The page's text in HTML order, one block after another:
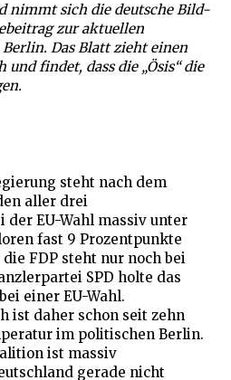
nimmt sich die deutsche Bild-
zur aktuellen
Das Blatt zieht einen
findet, dass die „Ösis“ die
steht nach dem
aller drei
der EU-Wahl massiv unter
fast 9 Prozentpunkte
die FDP steht nur noch bei
SPD holte das
einer EU-Wahl.
ist daher schon seit zehn
im politischen Berlin.
ist massiv
gerade nicht